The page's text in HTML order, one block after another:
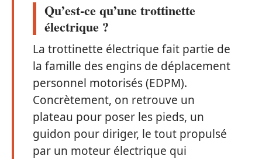
Qu’est-ce qu’une trottinette
électrique ?
La trottinette électrique fait partie de
la famille des engins de déplacement
personnel motorisés (EDPM).
Concrètement, on retrouve un
plateau pour poser les pieds, un
guidon pour diriger, le tout propulsé
par un moteur électrique qui